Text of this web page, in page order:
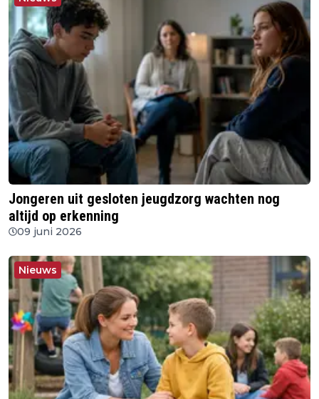
Jongeren uit gesloten jeugdzorg wachten nog
altijd op erkenning
09 juni 2026
Nieuws